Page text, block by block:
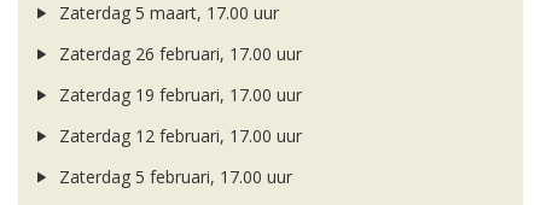
Zaterdag 5 maart, 17.00 uur
Zaterdag 26 februari, 17.00 uur
Zaterdag 19 februari, 17.00 uur
Zaterdag 12 februari, 17.00 uur
Zaterdag 5 februari, 17.00 uur